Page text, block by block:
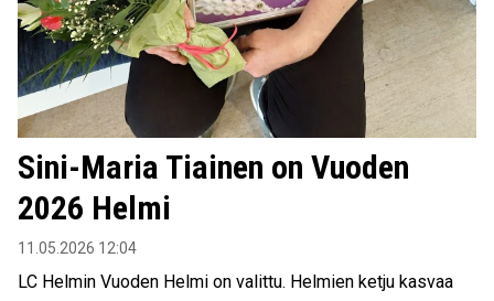
Sini-Maria Tiainen on Vuoden
2026 Helmi
11.05.2026 12:04
LC Helmin Vuoden Helmi on valittu. Helmien ketju kasvaa